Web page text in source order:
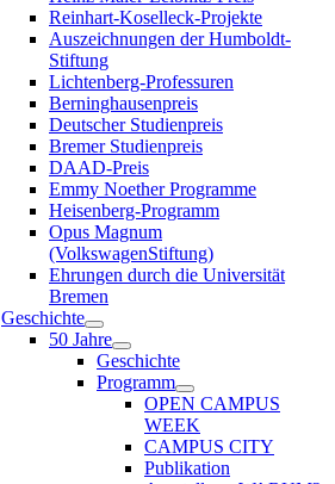
Reinhart-Koselleck-Projekte
Auszeichnungen der Humboldt-
Stiftung
Lichtenberg-Professuren
Berninghausenpreis
Deutscher Studienpreis
Bremer Studienpreis
DAAD-Preis
Emmy Noether Programme
Heisenberg-Programm
Opus Magnum
(VolkswagenStiftung)
Ehrungen durch die Universität
Bremen
Geschichte
50 Jahre
Geschichte
Programm
OPEN CAMPUS
WEEK
CAMPUS CITY
Publikation